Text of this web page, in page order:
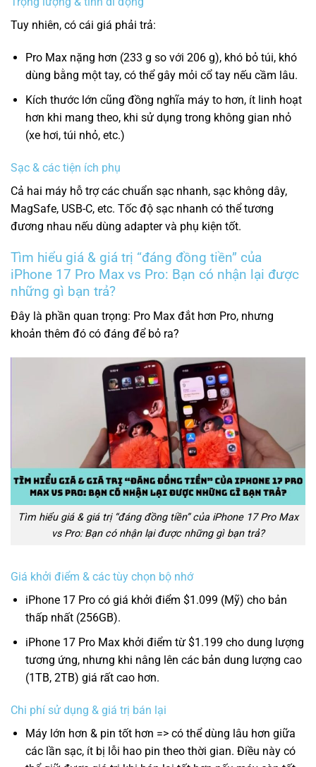
Tuy nhiên, có cái giá phải trả:
Pro Max nặng hơn (233 g so với 206 g), khó bỏ túi, khó
dùng bằng một tay, có thể gây mỏi cổ tay nếu cầm lâu.
Kích thước lớn cũng đồng nghĩa máy to hơn, ít linh hoạt
hơn khi mang theo, khi sử dụng trong không gian nhỏ
(xe hơi, túi nhỏ, etc.)
Sạc & các tiện ích phụ
Cả hai máy hỗ trợ các chuẩn sạc nhanh, sạc không dây,
MagSafe, USB-C, etc. Tốc độ sạc nhanh có thể tương
đương nhau nếu dùng adapter và phụ kiện tốt.
Tìm hiểu giá & giá trị “đáng đồng tiền” của
iPhone 17 Pro Max vs Pro: Bạn có nhận lại được
những gì bạn trả?
Đây là phần quan trọng: Pro Max đắt hơn Pro, nhưng
khoản thêm đó có đáng để bỏ ra?
Tìm hiểu giá & giá trị “đáng đồng tiền” của iPhone 17 Pro Max
vs Pro: Bạn có nhận lại được những gì bạn trả?
Giá khởi điểm & các tùy chọn bộ nhớ
iPhone 17 Pro có giá khởi điểm $1.099 (Mỹ) cho bản
thấp nhất (256GB).
iPhone 17 Pro Max khởi điểm từ $1.199 cho dung lượng
tương ứng, nhưng khi nâng lên các bản dung lượng cao
(1TB, 2TB) giá rất cao hơn.
Chi phí sử dụng & giá trị bán lại
Máy lớn hơn & pin tốt hơn => có thể dùng lâu hơn giữa
các lần sạc, ít bị lỗi hao pin theo thời gian. Điều này có